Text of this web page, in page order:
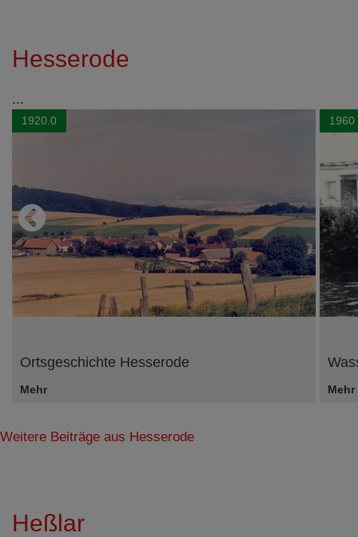
Hesserode
...
1920.0
Ortsgeschichte Hesserode
Mehr
1960
Mehr
Weitere Beiträge aus Hesserode
Heßlar